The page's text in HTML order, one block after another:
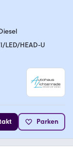
LED/HEAD-U
Parken